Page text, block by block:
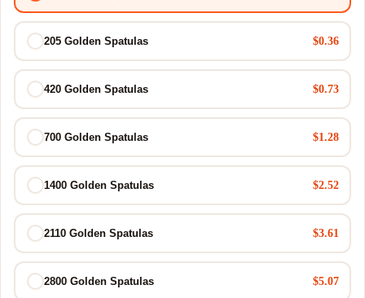
205 Golden Spatulas $0.36
420 Golden Spatulas $0.73
700 Golden Spatulas $1.28
1400 Golden Spatulas $2.52
2110 Golden Spatulas $3.61
2800 Golden Spatulas $5.07